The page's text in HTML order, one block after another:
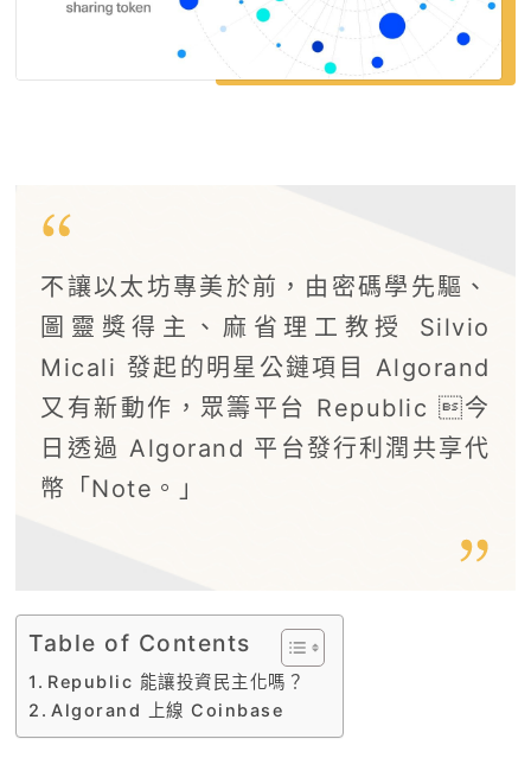
不讓以太坊專美於前，由密碼學先驅、
圖靈獎得主、麻省理工教授 Silvio
Micali 發起的明星公鏈項目 Algorand
又有新動作，眾籌平台 Republic 今
日透過 Algorand 平台發行利潤共享代
幣「Note。」
Table of Contents
Republic 能讓投資民主化嗎？
Algorand 上線 Coinbase